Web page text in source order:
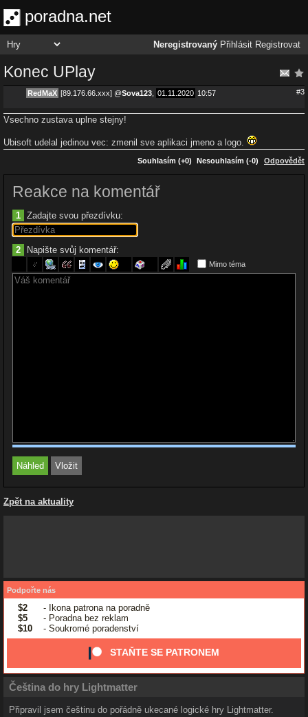
poradna.net
Neregistrovaný Přihlásit Registrovat
Konec UPlay
RedMaX [89.176.66.xxx] @Sova123 01.11.2020 10:57 #3
Vsechno zustava uplne stejny!
Ubisoft udelal jedinou vec: zmenil sve aplikaci jmeno a logo.
Souhlasím (+0) Nesouhlasím (-0) Odpovědět
Reakce na komentář
1 Zadajte svou přezdívku:
2 Napište svůj komentář:
Mimo téma
Zpět na aktuality
Podpořte nás
$2
- Ikona patrona na poradně
$5
- Poradna bez reklam
$10
- Soukromé poradenství
STAŇTE SE PATRONEM
Čeština do hry Lightmatter
Připravil jsem češtinu do pořádně ukecané logické hry Lightmatter.